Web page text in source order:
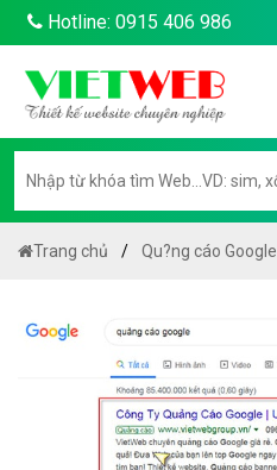
Hotline: 0915 406 986
Trang chủ Qu?ng cáo Google